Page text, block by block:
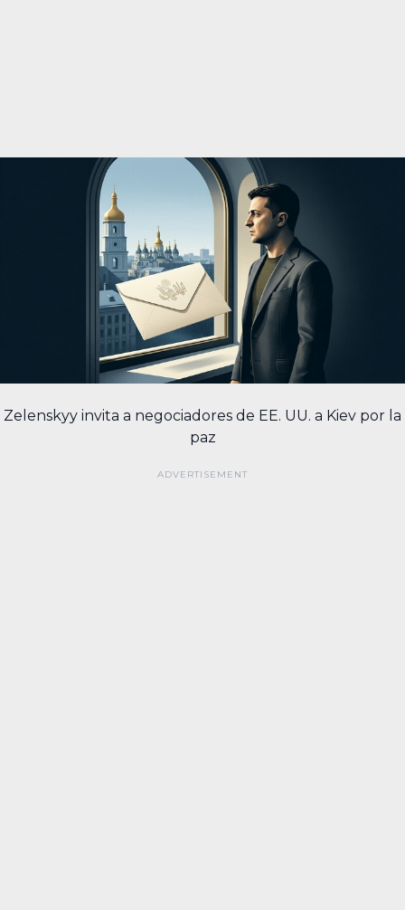
Zelenskyy invita a negociadores de EE. UU. a Kiev por la
paz